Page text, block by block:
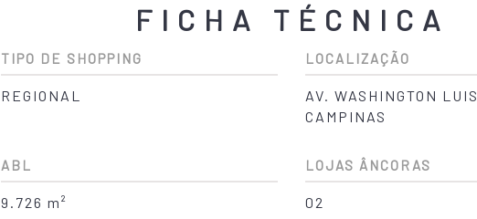
FICHA TÉCNICA
TIPO DE SHOPPING
REGIONAL
LOCALIZAÇÃO
AV. WASHINGTON
CAMPINAS
ABL
9.726 m²
LOJAS ÂNCORAS
02